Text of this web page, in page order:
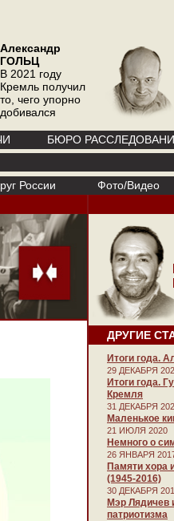
Александр
ГОЛЬЦ
В 2021 году
Кремль получил
то, чего упорно
добивался
БЮРО
России Фото/Видео
ДРУГИЕ
Итоги года.
29 ДЕКАБРЯ
Итоги года.
Кремля
31 ДЕКАБРЯ
Маленькое
21 ИЮЛЯ 2020
Немного о
26 ЯНВАРЯ
Памяти хора
(1945-2016)
30 ДЕКАБРЯ
Мэр Лядичев
патриотизма